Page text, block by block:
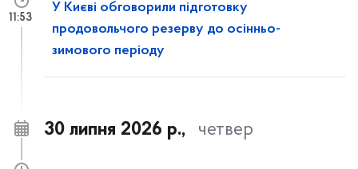
У Києві обговорили підготовку
продовольчого резерву до осінньо-
зимового періоду
11:53
30 липня 2026 р., четвер